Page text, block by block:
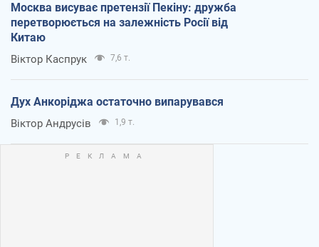
Москва висуває претензії Пекіну: дружба
перетворюється на залежність Росії від
Китаю
Віктор Каспрук 7,6 т.
Дух Анкоріджа остаточно випарувався
Віктор Андрусів 1,9 т.